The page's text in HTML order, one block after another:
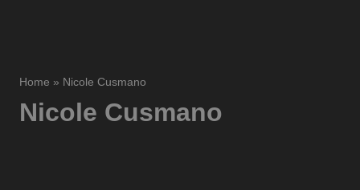
Home » Nicole Cusmano
Nicole Cusmano